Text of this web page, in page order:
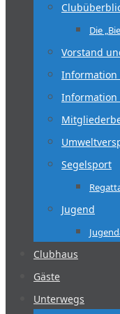
Die
Vorstand
Information
Information
Segelsport
Jugend
Clubhaus
Gäste
Unterwegs